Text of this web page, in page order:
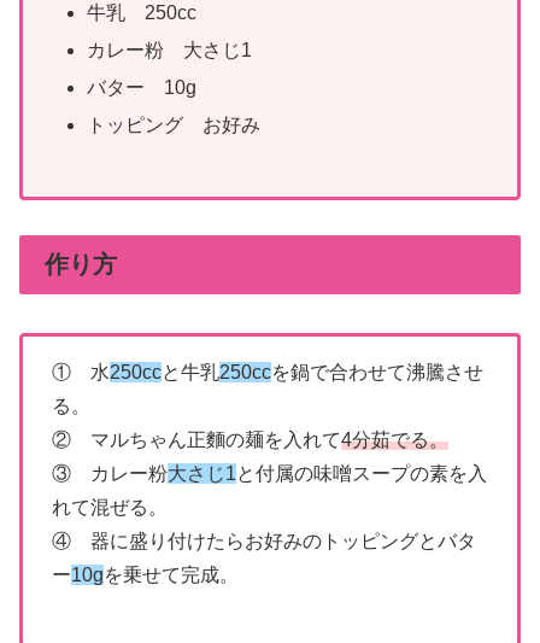
牛乳 250cc
カレー粉 大さじ1
バター 10g
トッピング お好み
作り方
① 水250ccと牛乳250ccを鍋で合わせて沸騰させ
る。
② マルちゃん正麵の麺を入れて4分茹でる。
③ カレー粉大さじ1と付属の味噌スープの素を入
れて混ぜる。
④ 器に盛り付けたらお好みのトッピングとバタ
ー10gを乗せて完成。